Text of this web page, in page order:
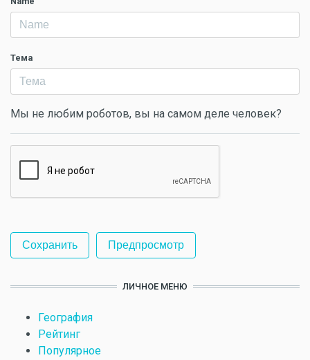
Тема
Мы не любим роботов, вы на самом деле человек?
ЛИЧНОЕ МЕНЮ
География
Рейтинг
Популярное